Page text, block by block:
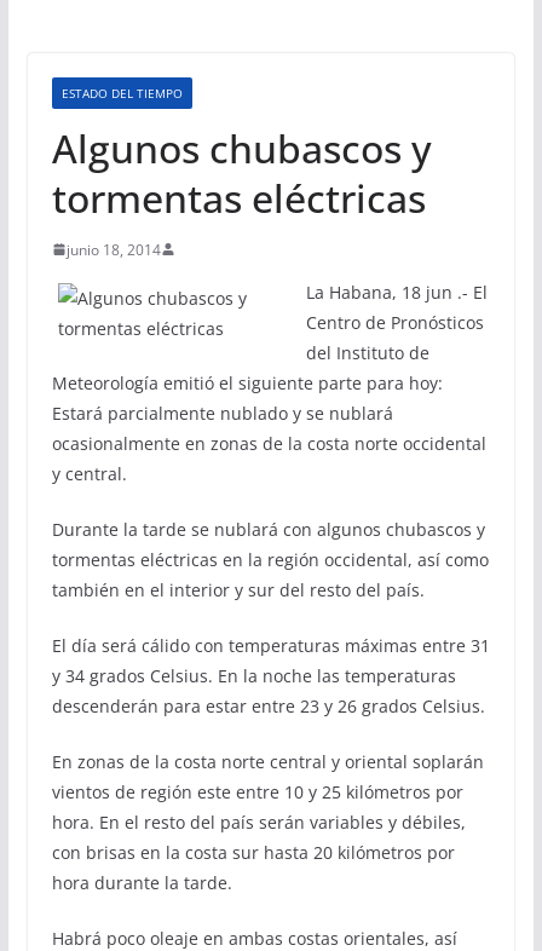
ESTADO DEL TIEMPO
Algunos chubascos y
tormentas eléctricas
junio 18, 2014
La Habana, 18 jun .- El
Centro de Pronósticos
del Instituto de
Meteorología emitió el siguiente parte para hoy:
Estará parcialmente nublado y se nublará
ocasionalmente en zonas de la costa norte occidental
y central.
Durante la tarde se nublará con algunos chubascos y
tormentas eléctricas en la región occidental, así como
también en el interior y sur del resto del país.
El día será cálido con temperaturas máximas entre 31
y 34 grados Celsius. En la noche las temperaturas
descenderán para estar entre 23 y 26 grados Celsius.
En zonas de la costa norte central y oriental soplarán
vientos de región este entre 10 y 25 kilómetros por
hora. En el resto del país serán variables y débiles,
con brisas en la costa sur hasta 20 kilómetros por
hora durante la tarde.
Habrá poco oleaje en ambas costas orientales, así